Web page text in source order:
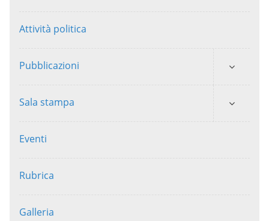
Attività politica
Pubblicazioni
Sala stampa
Eventi
Rubrica
Galleria